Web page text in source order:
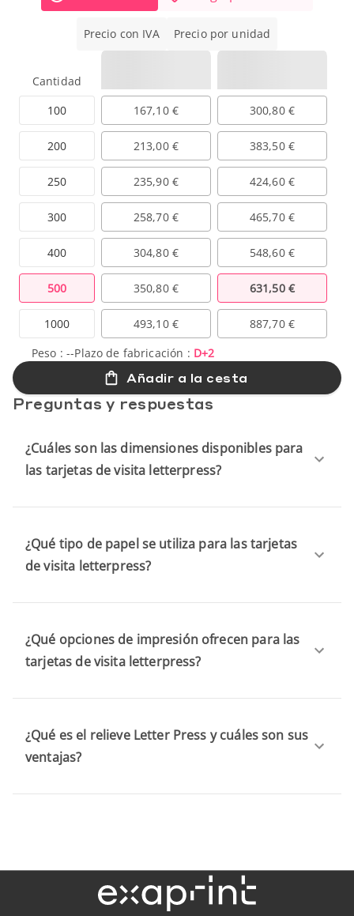
Precio con IVA Precio por unidad
Cantidad
100
200
250
300
400
500
1000
167,10 € 300,80 €
213,00 € 383,50 €
235,90 € 424,60 €
258,70 € 465,70 €
304,80 € 548,60 €
350,80 € 631,50 €
493,10 €
887,70 €
Peso :--Plazo de fabricación : D+2
Añadir a la cesta
Preguntas y respuestas
¿Cuáles son las dimensiones disponibles para
las tarjetas de visita letterpress?
¿Qué tipo de papel se utiliza para las tarjetas
de visita letterpress?
¿Qué opciones de impresión ofrecen para las
tarjetas de visita letterpress?
¿Qué es el relieve Letter Press y cuáles son sus
ventajas?